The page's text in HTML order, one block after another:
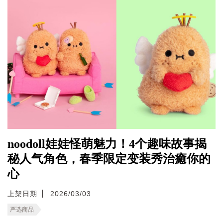
noodoll娃娃怪萌魅力！4个趣味故事揭
秘人气角色，春季限定变装秀治癒你的
心
上架日期 2026/03/03
严选商品